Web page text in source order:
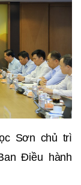
Sơn chủ trì
Điều hành